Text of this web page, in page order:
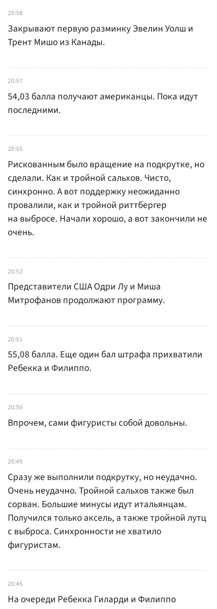
20:58
Закрывают первую разминку Эвелин Уолш и
Трент Мишо из Канады.
20:57
54,03 балла получают американцы. Пока идут
последними.
20:55
Рискованным было вращение на подкрутке, но
сделали. Как и тройной сальхов. Чисто,
синхронно. А вот поддержку неожиданно
провалили, как и тройной риттбергер
на выбросе. Начали хорошо, а вот закончили не
очень.
20:52
Представители США Одри Лу и Миша
Митрофанов продолжают программу.
20:51
55,08 балла. Еще один бал штрафа прихватили
Ребекка и Филиппо.
20:50
Впрочем, сами фигуристы собой довольны.
20:49
Сразу же выполнили подкрутку, но неудачно.
Очень неудачно. Тройной сальхов также был
сорван. Большие минусы идут итальянцам.
Получился только аксель, а также тройной лутц
с выброса. Синхронности не хватило
фигуристам.
20:45
На очереди Ребекка Гиларди и Филиппо